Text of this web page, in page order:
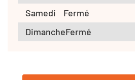
Samedi
Fermé
DimancheFermé